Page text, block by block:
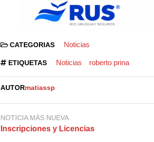
CATEGORIAS Noticias
ETIQUETAS Noticias roberto prina
AUTORmatiassp
NOTICIA MÁS NUEVA
Inscripciones y Licencias